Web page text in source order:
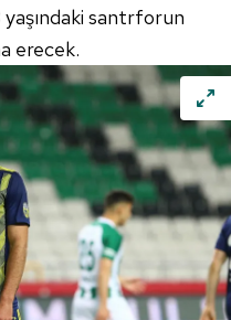
yaşındaki santrforun
erecek.